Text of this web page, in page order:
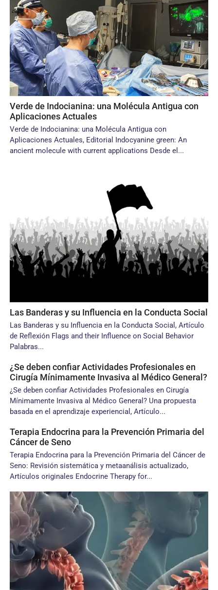
Verde de Indocianina: una Molécula Antigua con
Aplicaciones Actuales
Verde de Indocianina: una Molécula Antigua con
Aplicaciones Actuales, Editorial Indocyanine green: An
ancient molecule with current applications Desde el...
Las Banderas y su Influencia en la Conducta Social
Las Banderas y su Influencia en la Conducta Social, Artículo
de Reflexión Flags and their Influence on Social Behavior
Palabras...
¿Se deben confiar Actividades Profesionales en
Cirugía Mínimamente Invasiva al Médico General?
¿Se deben confiar Actividades Profesionales en Cirugía
Mínimamente Invasiva al Médico General? Una propuesta
basada en el aprendizaje experiencial, Artículo...
Terapia Endocrina para la Prevención Primaria del
Cáncer de Seno
Terapia Endocrina para la Prevención Primaria del Cáncer de
Seno: Revisión sistemática y metaanálisis actualizado,
Artículos originales Endocrine Therapy for...